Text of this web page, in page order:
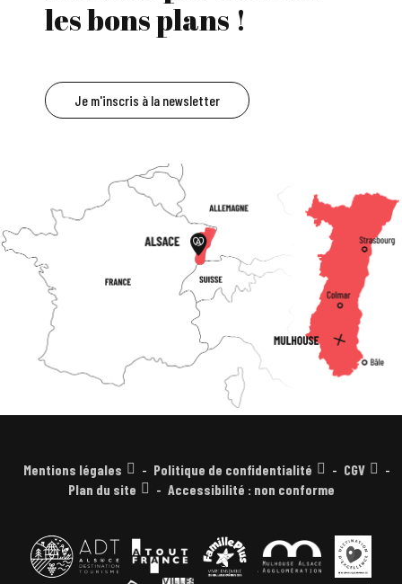
les bons plans !
Je m'inscris à la newsletter
Mentions légales Politique de confidentialité
CGV
Plan du site
Accessibilité : non conforme